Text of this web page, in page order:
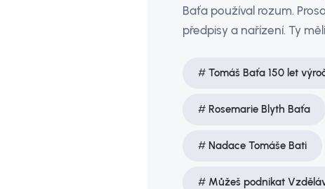
Baťa používal rozum.
předpisy a nařízení. Ty
Tomáš Baťa 150 let
Rosemarie Blyth Baťa
Nadace Tomáše Bati
Můžeš podnikat